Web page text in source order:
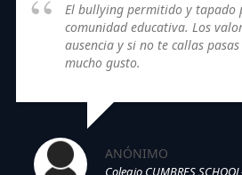
El bullying permitido y tapado
comunidad educativa. Los
ausencia y si no te callas
mucho gusto.
ANÓNIMO